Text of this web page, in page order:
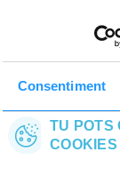
Consentiment
TU POTS
COOKIES